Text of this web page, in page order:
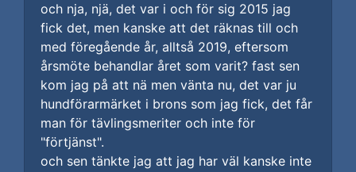
och nja, njä, det var i och för sig 2015 jag
fick det, men kanske att det räknas till och
med föregående år, alltså 2019, eftersom
årsmöte behandlar året som varit? fast sen
kom jag på att nä men vänta nu, det var ju
hundförarmärket i brons som jag fick, det får
man för tävlingsmeriter och inte för
"förtjänst".
och sen tänkte jag att jag har väl kanske inte